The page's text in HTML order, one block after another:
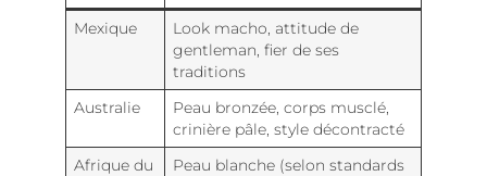
Mexique
Look macho, attitude de
gentleman, fier de ses
traditions
Australie
Peau bronzée, corps musclé,
crinière pâle, style décontracté
Afrique du
Peau blanche (selon standards